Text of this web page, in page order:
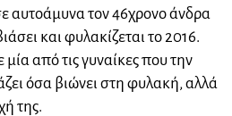
αυτοάμυνα τον 46χρονο άνδρα
και φυλακίζεται το 2016.
από τις γυναίκες που την
όσα βιώνει στη φυλακή, αλλά
της.